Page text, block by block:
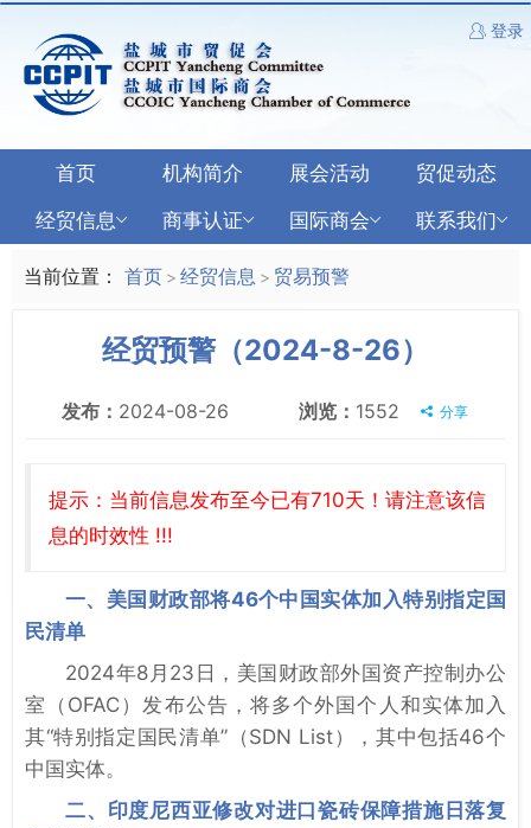
登录
首页 机构简介 展会活动
贸促动态
经贸信息
商事认证 国际商会 联系我们
当前位置： 首页 > 经贸信息 > 贸易预警
经贸预警（2024-8-26）
发布： 2024-08-26 浏览： 1552 分享
提示：当前信息发布至今已有710天！请注意该信
息的时效性 !!!
一、美国财政部将46个中国实体加入特别指定国
民清单
2024年8月23日，美国财政部外国资产控制办公
室（OFAC）发布公告，将多个外国个人和实体加入
其“特别指定国民清单”（SDN List），其中包括46个
中国实体。
二、印度尼西亚修改对进口瓷砖保障措施日落复